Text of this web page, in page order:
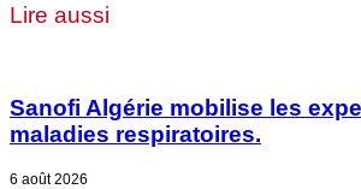
Lire aussi
Sanofi Algérie mobilise les
maladies respiratoires.
6 août 2026